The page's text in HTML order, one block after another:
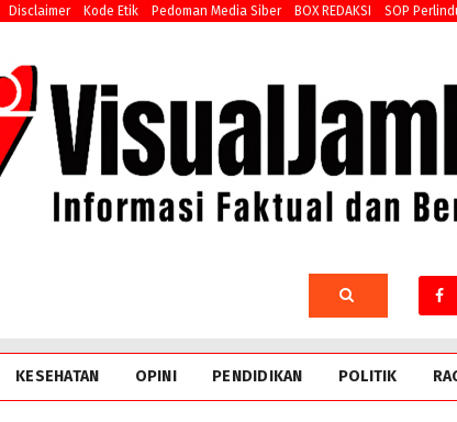
Disclaimer Kode Etik Pedoman Media Siber BOX REDAKSI SOP
KESEHATAN OPINI PENDIDIKAN POLITIK